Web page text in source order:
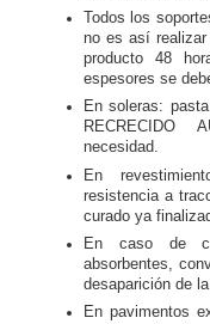
Todos los
no es así
producto 48
espesores se
En soleras:
RECRECIDO
necesidad.
En
resistencia a
curado ya
En caso de
absorbentes,
desaparición de
En pavimentos